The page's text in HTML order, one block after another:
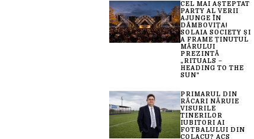
CEL MAI AȘTEPTAT
PARTY AL VERII
AJUNGE ÎN
DÂMBOVIȚA!
SOLAIA SOCIETY ȘI
A FRAME ȚINUTUL
MĂRULUI
PREZINTĂ
„RITUALS –
HEADING TO THE
SUN”
PRIMARUL DIN
RĂCARI NĂRUIE
VISURILE
TINERILOR
IUBITORI AI
FOTBALULUI DIN
COLACU? ACS